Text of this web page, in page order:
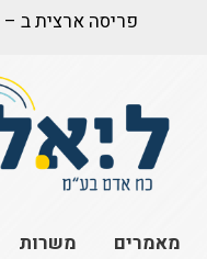
פריסה ארצית ב –
מאמרים משרות